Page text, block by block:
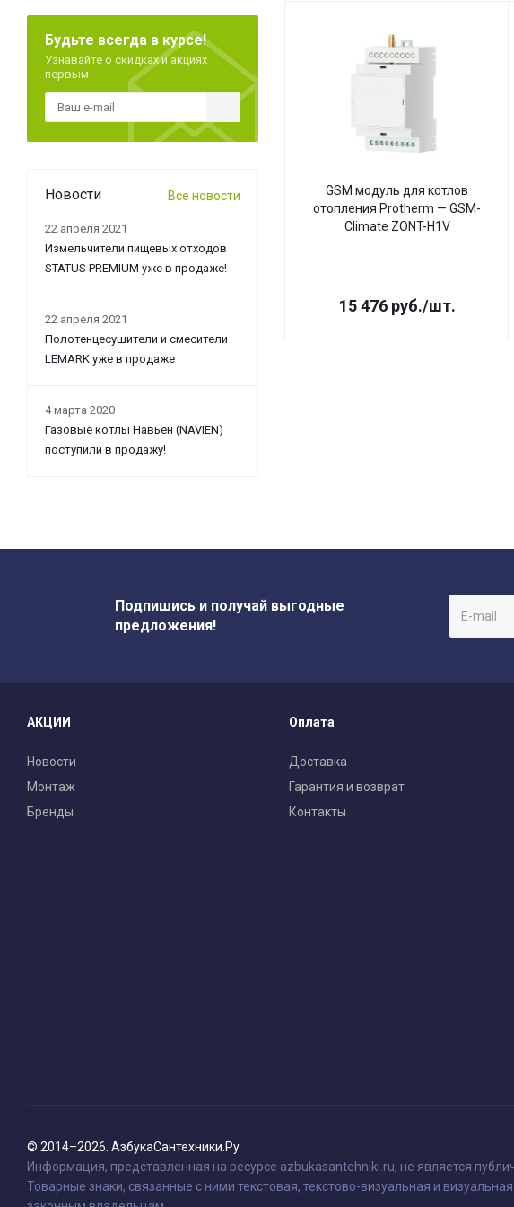
GSM модуль для котлов
отопления Protherm — GSM-
Climate ZONT-H1V
15 476руб./шт.
Будьте всегда в курсе!
Узнавайте о скидках и акциях
первым
Новости Все новости
22 апреля 2021
Измельчители пищевых отходов
STATUS PREMIUM уже в продаже!
22 апреля 2021
Полотенцесушители и смесители
LEMARK уже в продаже
4 марта 2020
Газовые котлы Навьен (NAVIEN)
поступили в продажу!
Подпишись и получай выгодные
предложения!
АКЦИИ
Новости
Монтаж
Бренды
Оплата
Доставка
Гарантия и возврат
Контакты
© 2014–2026. АзбукаСантехники.Ру
Информация, представленная на ресурсе azbukasantehniki.ru, не является
Товарные знаки, связанные с ними текстовая, текстово-визуальная и